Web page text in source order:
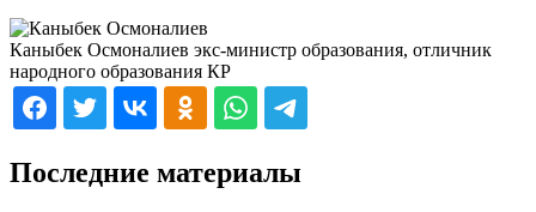
Каныбек Осмоналиев экс-министр образования, отличник
народного образования КР
Последние материалы